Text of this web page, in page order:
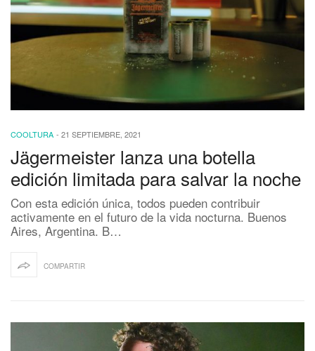
COOLTURA - 21 SEPTIEMBRE, 2021
Jägermeister lanza una botella
edición limitada para salvar la noche
Con esta edición única, todos pueden contribuir
activamente en el futuro de la vida nocturna. Buenos
Aires, Argentina. B…
COMPARTIR